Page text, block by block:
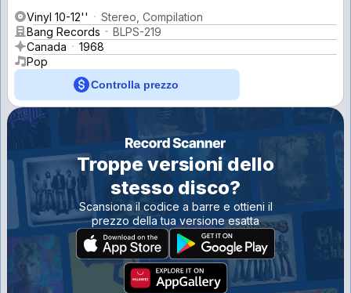
Vinyl 10-12''
Stereo, Compilation
Bang Records
BLPS-219
Canada
1968
Pop
Controlla prezzo
Troppe versioni dello
stesso disco?
Scansiona il codice a barre e ottieni il
prezzo della tua versione esatta